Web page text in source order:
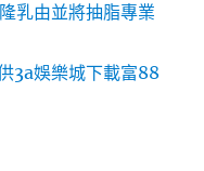
乳由並將抽脂專業
3a娛樂城下載富88